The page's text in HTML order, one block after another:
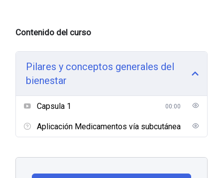
Contenido del curso
Pilares y conceptos generales del
bienestar
Capsula 1 00:00
Aplicación Medicamentos vía subcutánea